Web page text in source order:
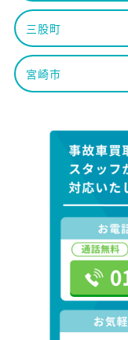
三股町
宮崎市